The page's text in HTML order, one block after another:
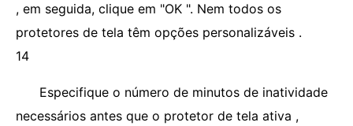
, em seguida, clique em "OK ". Nem todos os
protetores de tela têm opções personalizáveis ​​.
14
Especifique o número de minutos de inatividade
necessários antes que o protetor de tela ativa ,